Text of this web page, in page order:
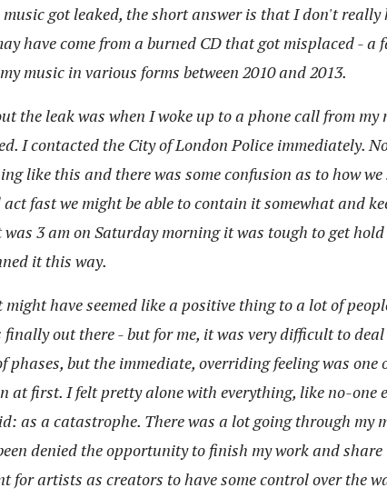
got leaked, the short answer is that I don't
have come from a burned CD that got misplaced - a
music in various forms between 2010 and 2013.
the leak was when I woke up to a phone call from
I contacted the City of London Police immediately.
like this and there was some confusion as to how
fast we might be able to contain it somewhat and
was 3 am on Saturday morning it was tough to get
it this way.
have seemed like a positive thing to a lot of
out there - but for me, it was very difficult to
phases, but the immediate, overriding feeling was one
at first. I felt pretty alone with everything, like no-one
as a catastrophe. There was a lot going through my
denied the opportunity to finish my work and
for artists as creators to have some control over the